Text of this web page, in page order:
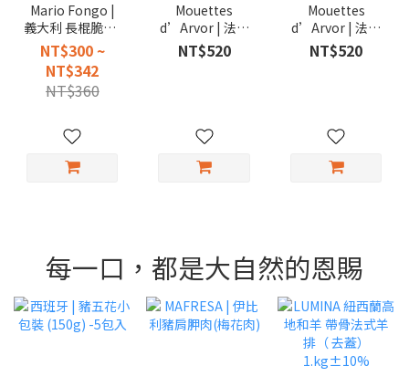
Mario Fongo |
義大利 長棍脆餅/
短棍餅乾/圓脆餅
NT$300 ~
NT$342
NT$360
Mouettes
d’Arvor | 法國
精選檸檬沙丁魚
罐頭 115g
NT$520
Mouettes
d’Arvor | 法國
精選油漬沙丁魚
111g
NT$520
每一口，都是大自然的恩賜